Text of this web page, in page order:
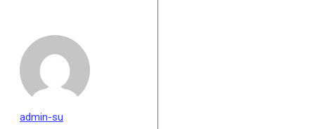
admin-su